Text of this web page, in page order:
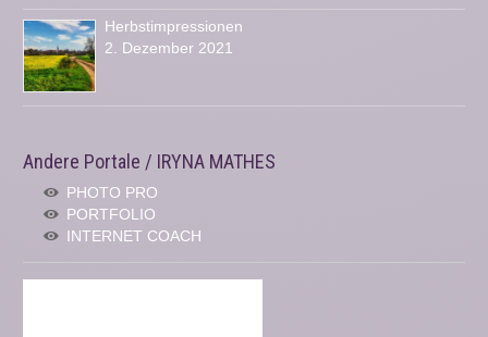
Herbstimpressionen
2. Dezember 2021
Andere Portale / IRYNA MATHES
PHOTO PRO
PORTFOLIO
INTERNET COACH